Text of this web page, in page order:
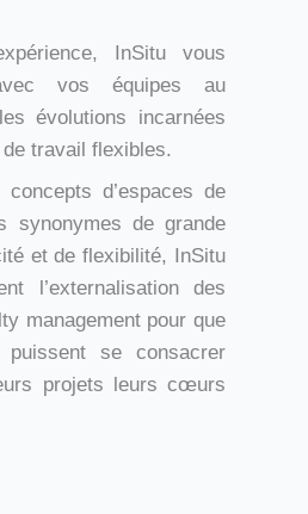
InSitu vous
vos équipes au
évolutions incarnées
travail flexibles.
concepts d’espaces de
synonymes de grande
et de flexibilité, InSitu
l’externalisation des
management pour que
puissent se consacrer
projets leurs cœurs